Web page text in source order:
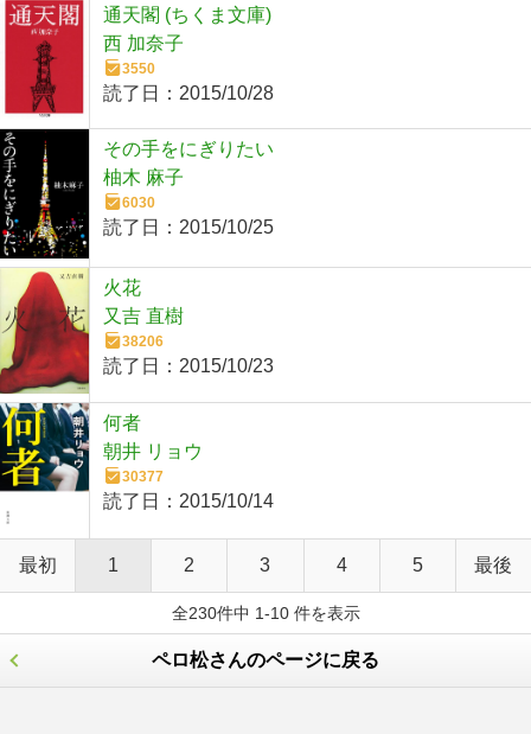
通天閣 (ちくま文庫)
西 加奈子
3550
読了日： 2015/10/28
その手をにぎりたい
柚木 麻子
6030
読了日： 2015/10/25
火花
又吉 直樹
38206
読了日： 2015/10/23
何者
朝井 リョウ
30377
読了日： 2015/10/14
最初 1 2 3 4 5 最後
全230件中 1-10 件を表示
ペロ松さんのページに戻る